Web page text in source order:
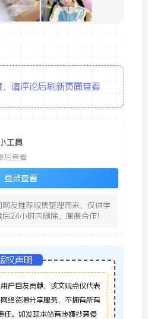
请评论后刷新页面查看.
工具
后查看
登录查看
友推荐收集整理而来，仅供学
后24小时内删除，谢谢合作!
权声明
户自发贡献，该文观点仅代表
络资源分享服务，不拥有所有
任。如发现本站有涉嫌抄袭侵